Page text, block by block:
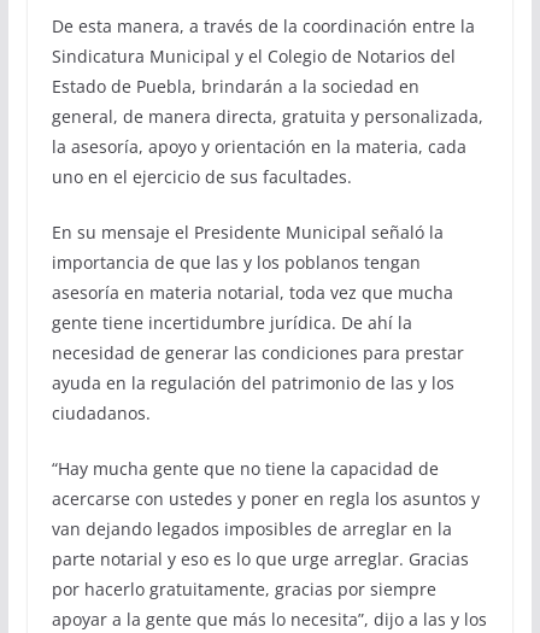
De esta manera, a través de la coordinación entre la
Sindicatura Municipal y el Colegio de Notarios del
Estado de Puebla, brindarán a la sociedad en
general, de manera directa, gratuita y personalizada,
la asesoría, apoyo y orientación en la materia, cada
uno en el ejercicio de sus facultades.
En su mensaje el Presidente Municipal señaló la
importancia de que las y los poblanos tengan
asesoría en materia notarial, toda vez que mucha
gente tiene incertidumbre jurídica. De ahí la
necesidad de generar las condiciones para prestar
ayuda en la regulación del patrimonio de las y los
ciudadanos.
“Hay mucha gente que no tiene la capacidad de
acercarse con ustedes y poner en regla los asuntos y
van dejando legados imposibles de arreglar en la
parte notarial y eso es lo que urge arreglar. Gracias
por hacerlo gratuitamente, gracias por siempre
apoyar a la gente que más lo necesita”, dijo a las y los